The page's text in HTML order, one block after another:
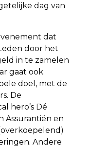
dag van
dat
door het
in te zamelen
gaat ook
doel, met de
De
hero’s Dé
Assurantiën en
Andere